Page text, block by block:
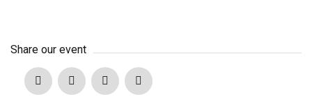
Share our event